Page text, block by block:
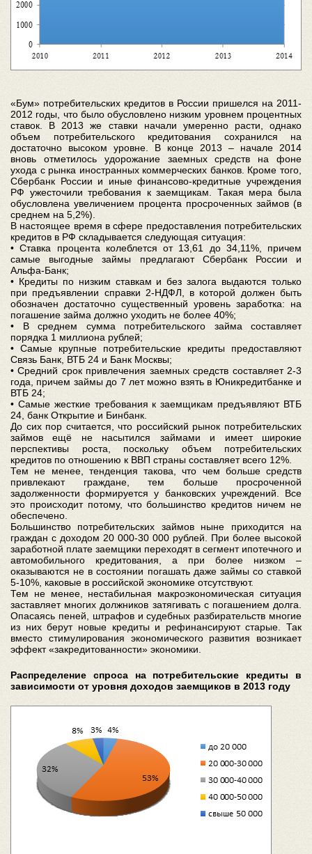
«Бум» потребительских кредитов в России пришелся на 2011-
2012 годы, что было обусловлено низким уровнем процентных
ставок. В 2013 же ставки начали умеренно расти, однако
объем потребительского кредитования сохранился на
достаточно высоком уровне. В конце 2013 – начале 2014
вновь отметилось удорожание заемных средств на фоне
ухода с рынка иностранных коммерческих банков. Кроме того,
Сбербанк России и иные финансово-кредитные учреждения
РФ ужесточили требования к заемщикам. Такая мера была
обусловлена увеличением процента просроченных займов (в
среднем на 5,2%).
В настоящее время в сфере предоставления потребительских
кредитов в РФ складывается следующая ситуация:
• Ставка процента колеблется от 13,61 до 34,11%, причем
самые выгодные займы предлагают Сбербанк России и
Альфа-Банк;
• Кредиты по низким ставкам и без залога выдаются только
при предъявлении справки 2-НДФЛ, в которой должен быть
обозначен достаточно существенный уровень заработка: на
погашение займа должно уходить не более 40%;
• В среднем сумма потребительского займа составляет
порядка 1 миллиона рублей;
• Самые крупные потребительские кредиты предоставляют
Связь Банк, ВТБ 24 и Банк Москвы;
• Средний срок привлечения заемных средств составляет 2-3
года, причем займы до 7 лет можно взять в Юникредитбанке и
ВТБ 24;
• Самые жесткие требования к заемщикам предъявляют ВТБ
24, банк Открытие и Бинбанк.
До сих пор считается, что российский рынок потребительских
займов ещё не насытился займами и имеет широкие
перспективы роста, поскольку объем потребительских
кредитов по отношению к ВВП страны составляет всего 12%.
Тем не менее, тенденция такова, что чем больше средств
привлекают граждане, тем больше просроченной
задолженности формируется у банковских учреждений. Все
это происходит потому, что большинство кредитов ничем не
обеспечено.
Большинство потребительских займов ныне приходится на
граждан с доходом 20 000-30 000 рублей. При более высокой
заработной плате заемщики переходят в сегмент ипотечного и
автомобильного кредитования, а при более низком –
оказываются не в состоянии погашать даже займы со ставкой
5-10%, каковые в российской экономике отсутствуют.
Тем не менее, нестабильная макроэкономическая ситуация
заставляет многих должников затягивать с погашением долга.
Опасаясь пеней, штрафов и судебных разбирательств многие
из них берут новые кредиты и рефинансируют старые. Так
вместо стимулирования экономического развития возникает
эффект «закредитованности» экономики.
Распределение спроса на потребительские кредиты в
зависимости от уровня доходов заемщиков в 2013 году